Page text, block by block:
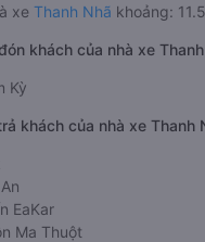
xe Thanh Nhã khoảng:
khách của nhà xe
Kỳ
khách của nhà xe Thanh
EaKar
Ma Thuột